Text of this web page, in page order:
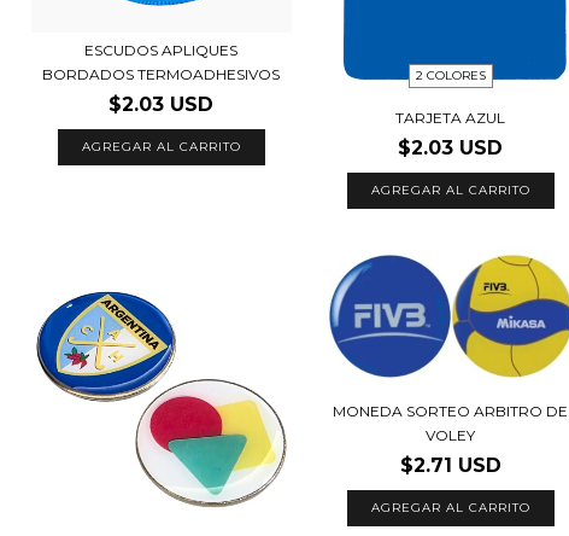
ESCUDOS APLIQUES
BORDADOS TERMOADHESIVOS
$2.03 USD
AGREGAR AL CARRITO
2 COLORES
TARJETA AZUL
$2.03 USD
AGREGAR AL CARRITO
MONEDA SORTEO ARBITRO DE
VOLEY
$2.71 USD
AGREGAR AL CARRITO